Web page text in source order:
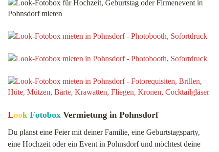
Look Fotobox Vermietung in Pohnsdorf
Du planst eine Feier mit deiner Familie, eine Geburtstagsparty,
eine Hochzeit oder ein Event in Pohnsdorf und möchtest deine